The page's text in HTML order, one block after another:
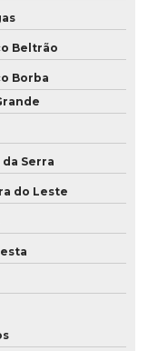
prudente
prudente sp
prudente
Beltrão
Borba
Serra
do Leste